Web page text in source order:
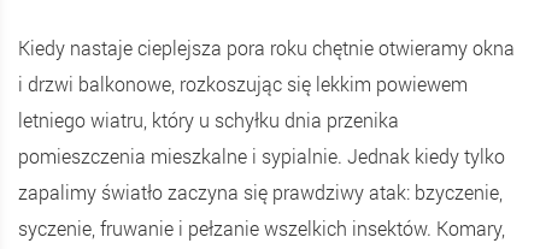
Kiedy nastaje cieplejsza pora roku chętnie otwieramy okna
i drzwi balkonowe, rozkoszując się lekkim powiewem
letniego wiatru, który u schyłku dnia przenika
pomieszczenia mieszkalne i sypialnie. Jednak kiedy tylko
zapalimy światło zaczyna się prawdziwy atak: bzyczenie,
syczenie, fruwanie i pełzanie wszelkich insektów. Komary,